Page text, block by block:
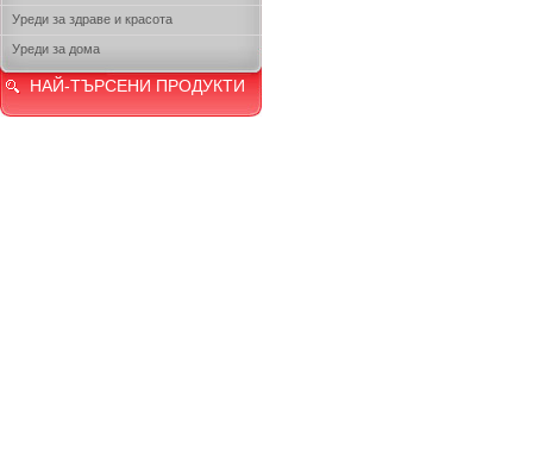
Уреди за здраве и красота
Уреди за дома
НАЙ-ТЪРСЕНИ ПРОДУКТИ